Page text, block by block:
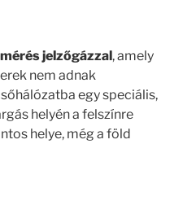
jelzőgázzal, amely
nem adnak
egy speciális,
helyén a felszínre
helye, még a föld